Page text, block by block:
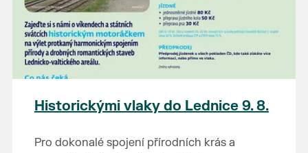
Historickými vlaky do Lednice 9. 8.
Pro dokonalé spojení přírodních krás a